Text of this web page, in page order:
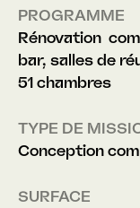
PROGRAMME
Rénovation
bar, salles de
51 chambres
TYPE DE
Conception
SURFACE